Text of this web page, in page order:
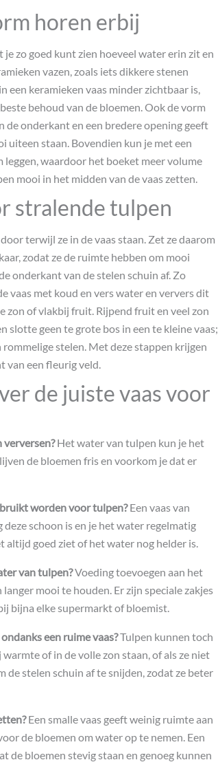
horen erbij
zo goed kunt zien hoeveel water erin zit en
vazen, zoals iets dikkere stenen
een keramieken vaas minder zichtbaar is,
behoud van de bloemen. Ook de vorm
de onderkant en een bredere opening geeft
uiteen staan. Bovendien kun je met een
waardoor het boeket meer volume
mooi in het midden van de vaas zetten.
stralende tulpen
terwijl ze in de vaas staan. Zet ze daarom
zodat ze de ruimte hebben om mooi
onderkant van de stelen schuin af. Zo
vaas met koud en vers water en ververs dit
zon of vlakbij fruit. Rijpend fruit en veel zon
geen te grote bos in een te kleine vaas;
stelen. Met deze stappen krijgen
van een fleurig veld.
de juiste vaas voor
Het water van tulpen kun je het
de bloemen fris en voorkom je dat er
worden voor tulpen?Een vaas van
schoon is en je het water regelmatig
goed ziet of het water nog helder is.
van tulpen?Voeding toevoegen aan het
mooi te houden. Er zijn speciale zakjes
bijna elke supermarkt of bloemist.
een ruime vaas?Tulpen kunnen toch
of in de volle zon staan, of als ze niet
de stelen schuin af te snijden, zodat ze beter
Een smalle vaas geeft weinig ruimte aan
de bloemen om water op te nemen. Een
de bloemen stevig staan en genoeg kunnen